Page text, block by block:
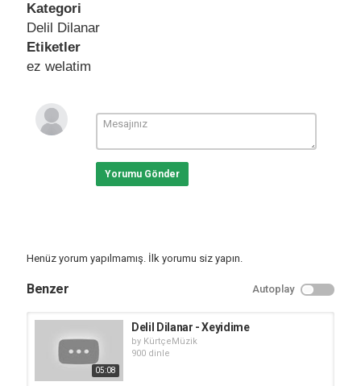
Kategori
Delil Dilanar
Etiketler
ez welatim
Yorumu Gönder
Henüz yorum yapılmamış. İlk yorumu siz yapın.
Benzer Autoplay
05:08
Delil Dilanar - Xeyidime
by KürtçeMüzik
900 dinle